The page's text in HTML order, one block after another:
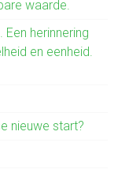
waarde.
herinnering
en eenheid.
nieuwe start?